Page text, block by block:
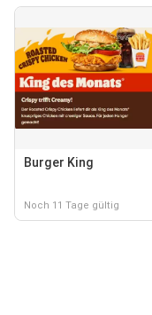
Burger King
Noch 11 Tage gültig